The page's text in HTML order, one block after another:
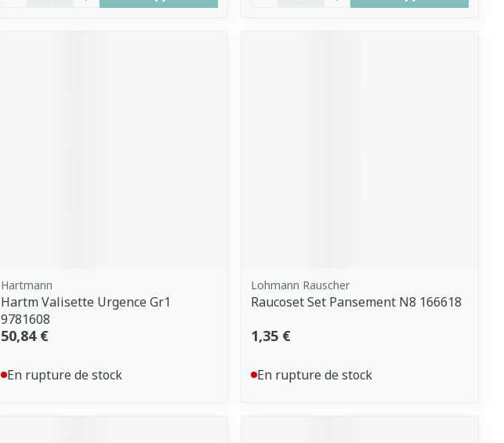
Hartmann
Hartm Valisette Urgence Gr1
9781608
50,84 €
En rupture de stock
Lohmann Rauscher
Raucoset Set Pansement N8 166618
1,35 €
En rupture de stock